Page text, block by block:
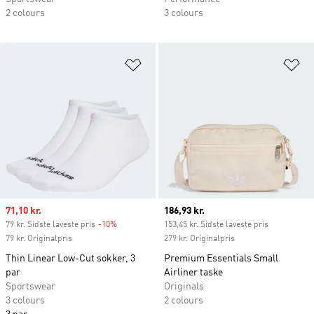
2 colours
3 colours
Sale price
71,10 kr.
79 kr. Sidste laveste pris -10%
79 kr. Originalpris
Thin Linear Low-Cut sokker, 3
par
Sportswear
3 colours
Current price
186,93 kr.
153,45 kr. Sidste laveste pris
279 kr. Originalpris
Premium Essentials Small
Airliner taske
Originals
2 colours